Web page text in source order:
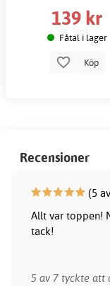
139 kr
Fåtal i lager
Köp
Recensioner
(5
Allt var toppen!
tack!
5 av 7 tyckte att